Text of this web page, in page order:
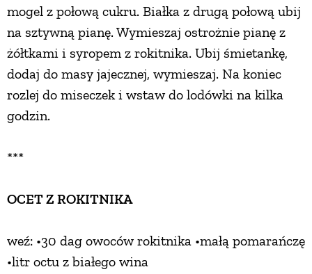
mogel z połową cukru. Białka z drugą połową ubij
na sztywną pianę. Wymieszaj ostrożnie pianę z
żółtkami i syropem z rokitnika. Ubij śmietankę,
dodaj do masy jajecznej, wymieszaj. Na koniec
rozlej do miseczek i wstaw do lodówki na kilka
godzin.
***
OCET Z ROKITNIKA
weź: •30 dag owoców rokitnika •małą pomarańczę
•litr octu z białego wina